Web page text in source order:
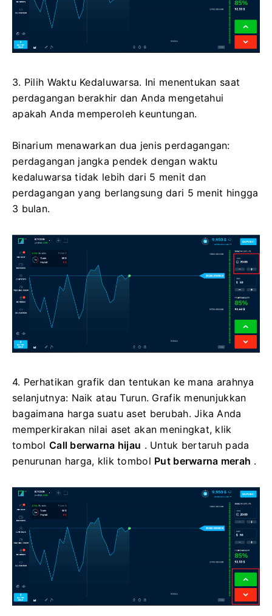
3. Pilih Waktu Kedaluwarsa. Ini menentukan saat
perdagangan berakhir dan Anda mengetahui
apakah Anda memperoleh keuntungan.
Binarium menawarkan dua jenis perdagangan:
perdagangan jangka pendek dengan waktu
kedaluwarsa tidak lebih dari 5 menit dan
perdagangan yang berlangsung dari 5 menit hingga
3 bulan.
4. Perhatikan grafik dan tentukan ke mana arahnya
selanjutnya: Naik atau Turun. Grafik menunjukkan
bagaimana harga suatu aset berubah. Jika Anda
memperkirakan nilai aset akan meningkat, klik
tombol Call berwarna hijau . Untuk bertaruh pada
penurunan harga, klik tombol Put berwarna merah .